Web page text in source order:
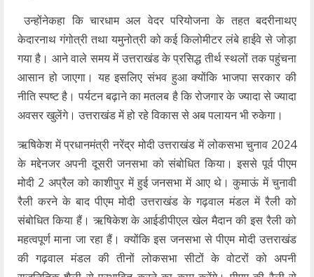
उन्होंनेकहा कि चारधाम अल वेदर परियोजना के तहत बदरीनाथए
केदारनाथ गंगोत्री तथा यमुनोत्री को कई किलोमीटर लंबे हाईवे से जोड़ा
गया है। आने वाले समय में उत्तराखंड के प्रसिद्ध तीर्थ स्थलों तक पहुंचना
आसान हो जाएगा। यह इसलिए संभव हुआ क्‍योंकि भाजपा सरकार की
नीति स्पष्ट है। पर्यटन बढ़ाने का मतलब है कि रोजगार के ज्यादा से ज्यादा
अवसर खुलेंगे। उत्तराखंड में हो रहे विकास से अब पलायन भी रुकेगा।
ऋषिकेश में प्रधानमंत्री नरेंद्र मोदी उत्तराखंड में लोकसभा चुनाव 2024
के मद्देनजर अपनी दूसरी जनसभा को संबोधित किया। इससे पूर्व पीएम
मोदी 2 अप्रैल को काशीपुर में हुई जनसभा में आए थे। कुमाऊं में चुनावी
रैली करने के बाद पीएम मोदी उत्तराखंड के गढ़वाल मंडल में रैली को
संबोधित किया हैं। ऋषिकेश के आईडीपीएल खेल मैदान की इस रैली को
महत्वपूर्ण माना जा रहा हैं। क्योंकि इस जनसभा से पीएम मोदी उत्तराखंड
की गढ़वाल मंडल की तीनों लोकसभा सीटों के वोटरों को अपनी